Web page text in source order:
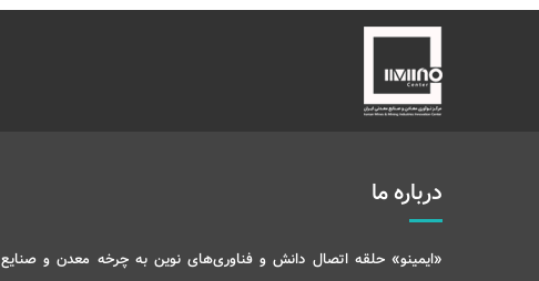
درباره ما
«ایمینو» حلقه اتصال دانش و فناوری‌های نوین به چرخه معدن و صنایع